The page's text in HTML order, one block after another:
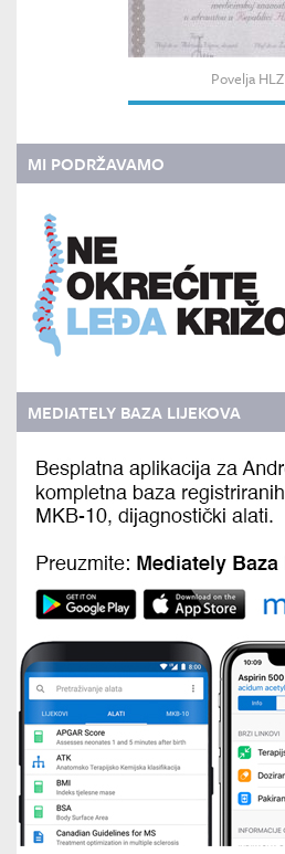
Povelja HLZ
MI PODRŽAVAMO
MEDIATELY BAZA LIJEKOVA